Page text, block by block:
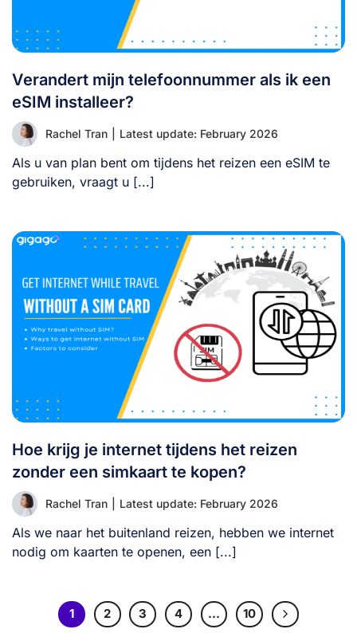
Verandert mijn telefoonnummer als ik een
eSIM installeer?
Rachel Tran Latest update: February 2026
Als u van plan bent om tijdens het reizen een eSIM te
gebruiken, vraagt u [...]
Hoe krijg je internet tijdens het reizen
zonder een simkaart te kopen?
Rachel Tran Latest update: February 2026
Als we naar het buitenland reizen, hebben we internet
nodig om kaarten te openen, een [...]
1 2 3 4 … 10